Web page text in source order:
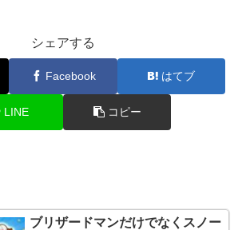
シェアする
Facebook はてブ
LINE コピー
ブリザードマンだけでなくスノー